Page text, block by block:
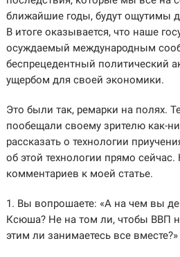
ближайшие годы, будут ощутимы
В итоге оказывается, что наше
осуждаемый международным
беспрецедентный политический
ущербом для своей экономики.
Это были так, ремарки на полях.
пообещали своему зрителю как-
рассказать о технологии
об этой технологии прямо
комментариев к моей статье.
1. Вы вопрошаете: «А на чем вы
Ксюша? Не на том ли, чтобы ВВП
этим ли занимаетесь все вместе?»